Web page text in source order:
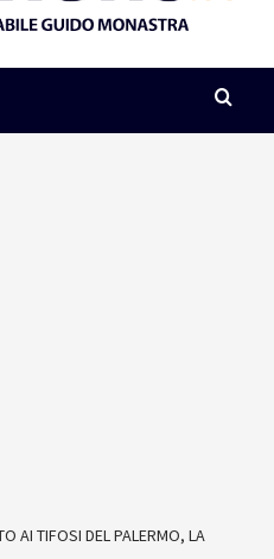
AI TIFOSI DEL PALERMO, LA